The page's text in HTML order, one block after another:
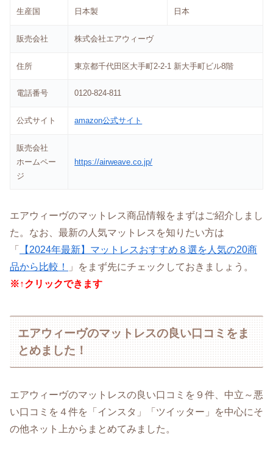
生産国 日本製 日本
販売会社 株式会社エアウィーヴ
住所 東京都千代田区大手町2-2-1 新大手町ビル8階
電話番号 0120-824-811
公式サイト amazon公式サイト
販売会社
ホームペー
ジ
https://airweave.co.jp/
エアウィーヴのマットレス商品情報をまずはご紹介しまし
た。なお、最新の人気マットレスを知りたい方は
「
【2024年最新】マットレスおすすめ８選を人気の20商
品から比較！
」をまず先にチェックしておきましょう。
※↑クリックできます
エアウィーヴのマットレスの良い口コミをま
とめました！
エアウィーヴのマットレスの良い口コミを９件、中立～悪
い口コミを４件を「インスタ」「ツイッター」を中心にそ
の他ネット上からまとめてみました。